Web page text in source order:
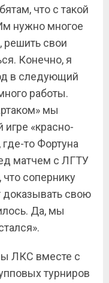
что с такой
нужно многое
решить свои
Конечно, я
в следующий
работы.
мы
игре «красно-
то Фортуна
матчем с ЛГТУ
сопернику
доказывать свою
Да, мы
ЛКС вместе с
турниров